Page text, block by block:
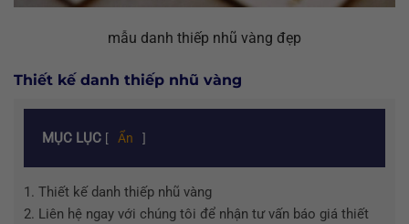
mẫu danh thiếp nhũ vàng đẹp
Thiết kế danh thiếp nhũ vàng
MỤC LỤC [ Ẩn ]
1. Thiết kế danh thiếp nhũ vàng
2. Liên hệ ngay với chúng tôi để nhận tư vấn báo giá thiết